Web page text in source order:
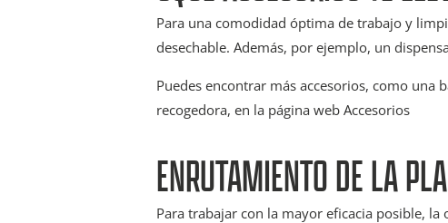
Para una comodidad óptima de trabajo y
desechable. Además, por ejemplo, un
Puedes encontrar más accesorios, como una
recogedora, en la página web Accesorios
ENRUTAMIENTO DE LA
Para trabajar con la mayor eficacia posible,